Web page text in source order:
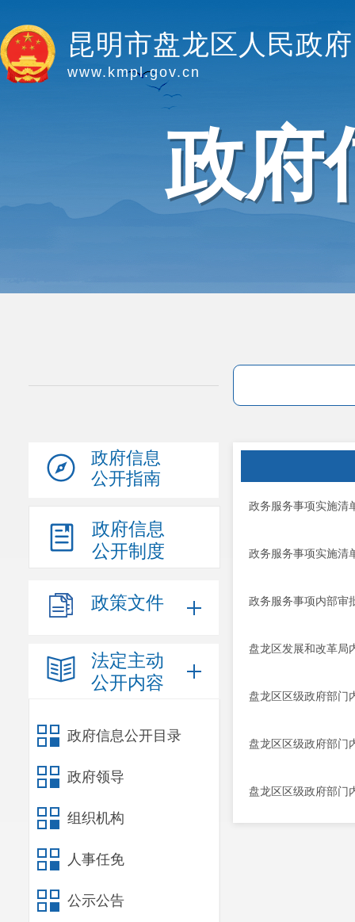
昆明市盘龙区人民政府
www.kmpl.gov.cn
政府
政府信息
公开指南
政府信息
公开制度
政策文件
法定主动
公开内容
政府信息公开目录
政府领导
组织机构
人事任免
公示公告
政务服务事项实施清
政务服务事项实施清
政务服务事项内部审
盘龙区发展和改革局
盘龙区区级政府部门
盘龙区区级政府部门
盘龙区区级政府部门